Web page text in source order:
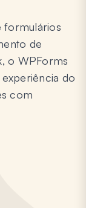
formulários
de
o WPForms
do
com